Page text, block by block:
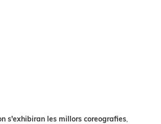
s'exhibiran les millors coreografies,